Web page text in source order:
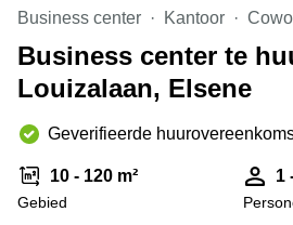
huren
Elsene
Brugge
Herentals
Aalst
Oostende
Mechelen
Coworking-
ruimtes te
huur in
Gent
Coworking
Niklaas
Business center Kantoor
Business center te
Louizalaan, Elsene
Geverifieerde
10 - 120 m²
Gebied
1